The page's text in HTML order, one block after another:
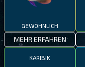
GEWÖHNLICH
MEHR ERFAHREN
KARIBIK